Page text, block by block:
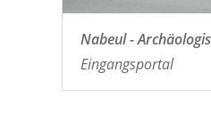
Nabeul -
Eingangsportal